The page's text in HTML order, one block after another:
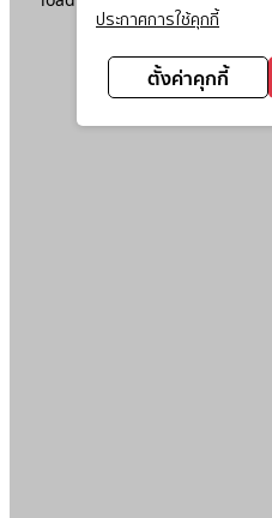
ประกาศการใช้คุกกี้
ตั้งค่าคุกกี้